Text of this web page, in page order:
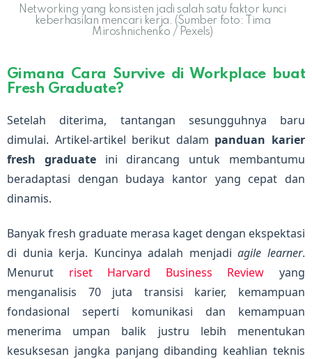
Networking yang konsisten jadi salah satu faktor kunci
keberhasilan mencari kerja. (Sumber foto: Tima
Miroshnichenko / Pexels)
Gimana Cara Survive di Workplace buat
Fresh Graduate?
Setelah diterima, tantangan sesungguhnya baru
dimulai. Artikel-artikel berikut dalam panduan karier
fresh graduateini dirancang untuk membantumu
beradaptasi dengan budaya kantor yang cepat dan
dinamis.
Banyak fresh graduate merasa kaget dengan ekspektasi
di dunia kerja. Kuncinya adalah menjadiagile learner.
Menurut riset Harvard Business Review yang
menganalisis 70 juta transisi karier, kemampuan
fondasional seperti komunikasi dan kemampuan
menerima umpan balik justru lebih menentukan
kesuksesan jangka panjang dibanding keahlian teknis